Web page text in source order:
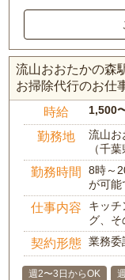
流山おおたかの森
お掃除代行のお仕
時給 1,500
勤務地
流山お
（千
勤務時間
8時～
が可能
仕事内容
キッチ
グ、そ
契約形態 業務委
週2〜3日からOK